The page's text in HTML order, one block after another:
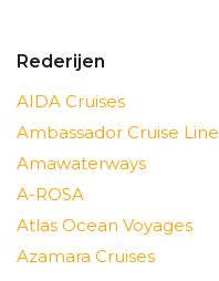
Rederijen
AIDA Cruises
Ambassador Cruise Line
Amawaterways
A-ROSA
Atlas Ocean Voyages
Azamara Cruises